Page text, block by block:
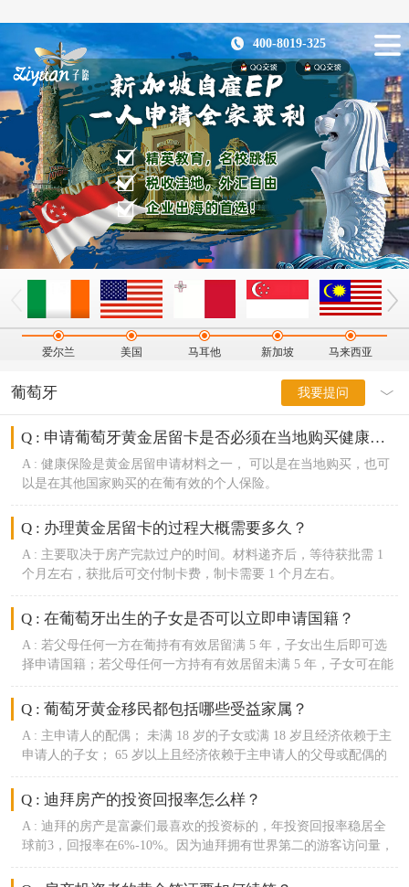
400-8019-325
爱尔兰 美国 马耳他 新加坡 马来西亚
葡萄牙 我要提问
Q : 申请葡萄牙黄金居留卡是否必须在当地购买健康保险？
A : 健康保险是黄金居留申请材料之一， 可以是在当地购买，也可
以是在其他国家购买的在葡有效的个人保险。
Q : 办理黄金居留卡的过程大概需要多久？
A : 主要取决于房产完款过户的时间。材料递齐后，等待获批需 1
个月左右，获批后可交付制卡费，制卡需要 1 个月左右。
Q :在葡萄牙出生的子女是否可以立即申请国籍？
A : 若父母任何一方在葡持有有效居留满 5 年，子女出生后即可选
择申请国籍；若父母任何一方持有有效居留未满 5 年，子女可在能
够出具葡语语言证明时申请国籍。
Q :葡萄牙黄金移民都包括哪些受益家属？
A : 主申请人的配偶； 未满 18 岁的子女或满 18 岁且经济依赖于主
申请人的子女； 65 岁以上且经济依赖于主申请人的父母或配偶的
父母。
Q : 迪拜房产的投资回报率怎么样？
A : 迪拜的房产是富豪们最喜欢的投资标的，年投资回报率稳居全
球前3，回报率在6%-10%。因为迪拜拥有世界第二的游客访问量，
租金收益不用缴税，期房涨幅在30%以上。